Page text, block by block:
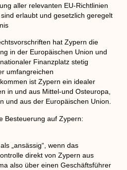
aller relevanten EU-Richtlinien
erlaubt und gesetzlich geregelt
hat Zypern die
in der Europäischen Union und
Finanzplatz stetig
umfangreichen
ist Zypern ein idealer
in und aus Mittel-und Osteuropa,
und aus der Europäischen Union.
Besteuerung auf Zypern:
„ansässig“, wenn das
direkt von Zypern aus
also über einen Geschäftsführer